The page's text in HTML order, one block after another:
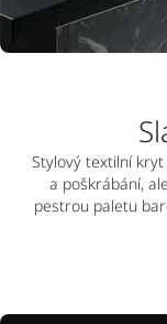
Stylový textilní
a poškrábání,
pestrou paletu